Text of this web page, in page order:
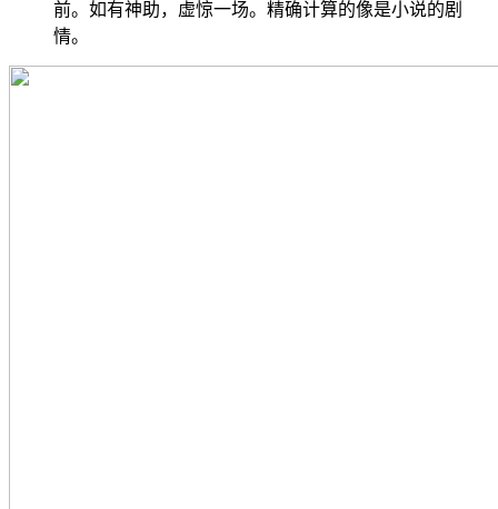
前。如有神助，虚惊一场。精确计算的像是小说的剧
情。